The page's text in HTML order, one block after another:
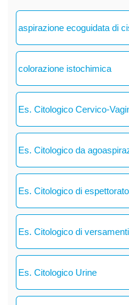
aspirazione ecoguidata di
colorazione istochimica
Es. Citologico Cervico-
Es. Citologico da
Es. Citologico di espettorato
Es. Citologico di versamenti
Es. Citologico Urine